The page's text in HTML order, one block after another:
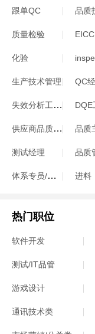
跟单QC 品质
质量检验 EICC
化验
生产技术管理 QC
失效分析工程师 DQE
供应商品质工程师 品质
测试经理 品质
体系专员/体系工程师 进料
热门职位
软件开发
测试/IT品管
游戏设计
通讯技术类